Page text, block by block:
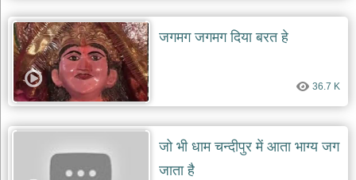
जगमग जगमग दिया बरत हे
36.7 K
जो भी धाम चन्दीपुर में आता भाग्य जग
जाता है